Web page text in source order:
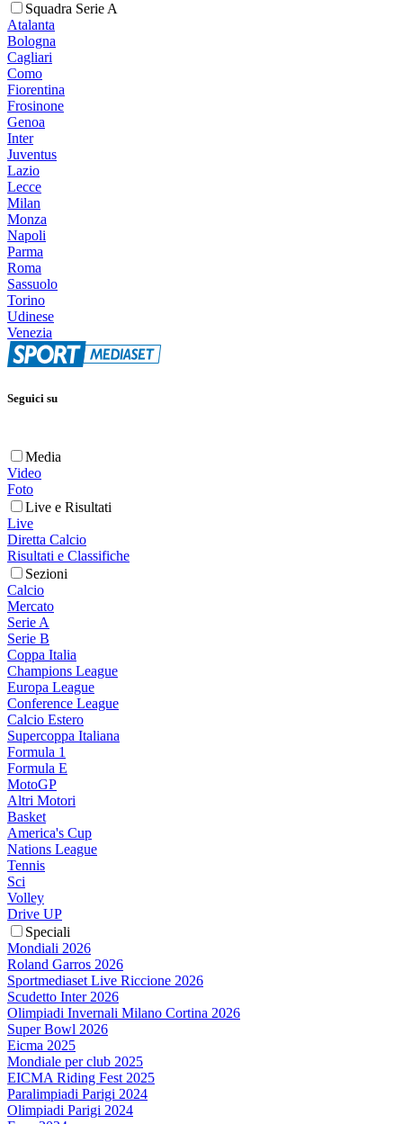
Squadra Serie A
Atalanta
Bologna
Cagliari
Como
Fiorentina
Frosinone
Genoa
Inter
Juventus
Lazio
Lecce
Milan
Monza
Napoli
Parma
Roma
Sassuolo
Torino
Udinese
Venezia
Seguici su
Media
Video
Foto
Live e Risultati
Live
Diretta Calcio
Risultati e Classifiche
Sezioni
Calcio
Mercato
Serie A
Serie B
Coppa Italia
Champions League
Europa League
Conference League
Calcio Estero
Supercoppa Italiana
Formula 1
Formula E
MotoGP
Altri Motori
Basket
America's Cup
Nations League
Tennis
Sci
Volley
Drive UP
Speciali
Mondiali 2026
Roland Garros 2026
Sportmediaset Live Riccione 2026
Scudetto Inter 2026
Olimpiadi Invernali Milano Cortina 2026
Super Bowl 2026
Eicma 2025
Mondiale per club 2025
EICMA Riding Fest 2025
Paralimpiadi Parigi 2024
Olimpiadi Parigi 2024